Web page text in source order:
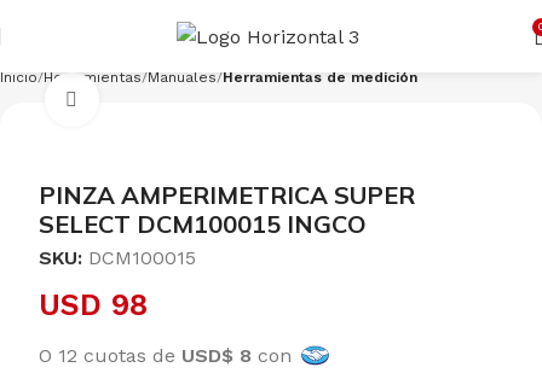
Inicio Herramientas Manuales Herramientas de medición
PINZA AMPERIMETRICA SUPER
SELECT DCM100015 INGCO
SKU: DCM100015
USD 98
O 12 cuotas de USD$ 8 con
Cargando productos…